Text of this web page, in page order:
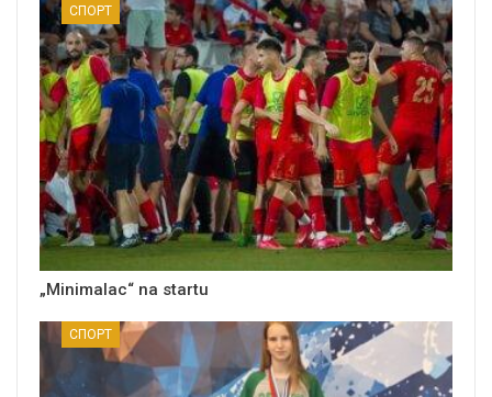
СПОРТ
„Minimalac“ na startu
СПОРТ